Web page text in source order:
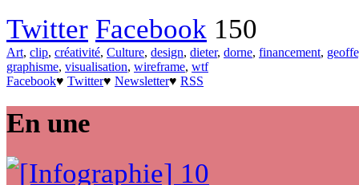
Twitter Facebook 150
Art, clip, créativité, Culture, design, dieter, dorne, financement,
graphisme, visualisation, wireframe, wtf
Facebook♥ Twitter♥ Newsletter♥ RSS
En une